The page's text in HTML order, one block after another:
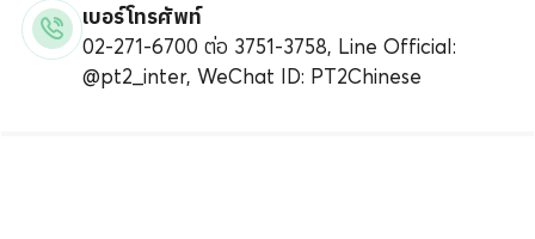
เบอร์โทรศัพท์
02-271-6700 ต่อ 3751-3758, Line Official:
@pt2_inter, WeChat ID: PT2Chinese